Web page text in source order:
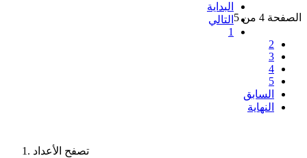
الصفحة 4 من 5
البداية
التالي
1
2
3
4
5
السابق
النهاية
تصفح الأعداد